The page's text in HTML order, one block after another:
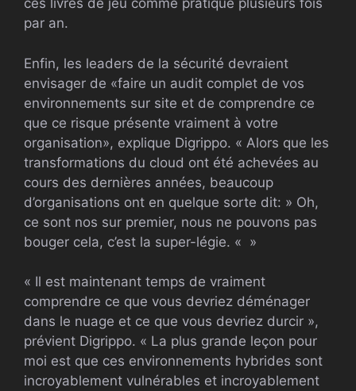
ces livres de jeu comme pratique plusieurs fois
par an.
Enfin, les leaders de la sécurité devraient
envisager de «faire un audit complet de vos
environnements sur site et de comprendre ce
que ce risque présente vraiment à votre
organisation», explique Digrippo. « Alors que les
transformations du cloud ont été achevées au
cours des dernières années, beaucoup
d’organisations ont en quelque sorte dit: » Oh,
ce sont nos sur premier, nous ne pouvons pas
bouger cela, c’est la super-légie. « »
« Il est maintenant temps de vraiment
comprendre ce que vous devriez déménager
dans le nuage et ce que vous devriez durcir »,
prévient Digrippo. « La plus grande leçon pour
moi est que ces environnements hybrides sont
incroyablement vulnérables et incroyablement